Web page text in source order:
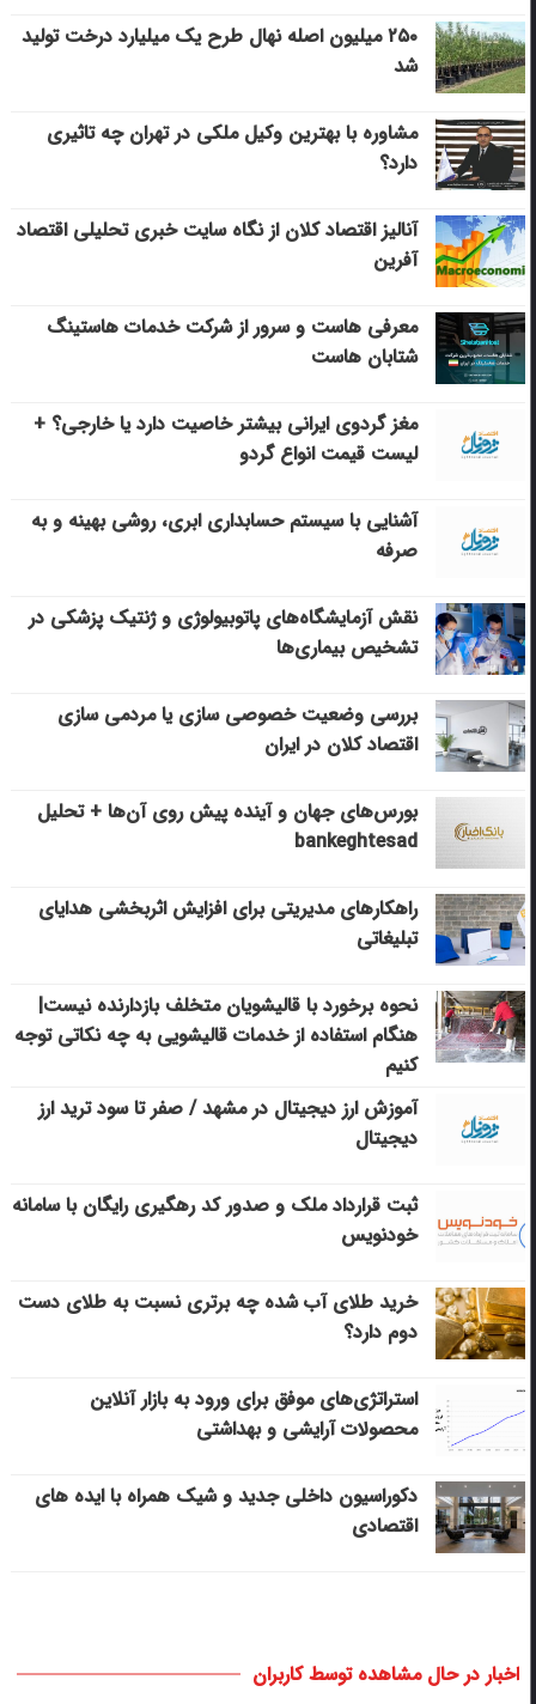
۲۵۰ میلیون اصله نهال طرح یک میلیارد درخت تولید
شد
مشاوره با بهترین وکیل ملکی در تهران چه تاثیری
دارد؟
آنالیز اقتصاد کلان از نگاه سایت خبری تحلیلی اقتصاد
آفرین
معرفی هاست و سرور از شرکت خدمات هاستینگ
شتابان هاست
مغز گردوی ایرانی بیشتر خاصیت دارد یا خارجی؟ +
لیست قیمت انواع گردو
آشنایی با سیستم حسابداری ابری، روشی بهینه و به
صرفه
نقش آزمایشگاه‌های پاتوبیولوژی و ژنتیک پزشکی در
تشخیص بیماری‌ها
بررسی وضعیت خصوصی سازی یا مردمی سازی
اقتصاد کلان در ایران
بورس‌های جهان و آینده پیش روی آن‌ها + تحلیل
bankeghtesad
راهکارهای مدیریتی برای افزایش اثربخشی هدایای
تبلیغاتی
نحوه برخورد با قالیشویان متخلف بازدارنده نیست|
هنگام استفاده از خدمات قالیشویی به چه نکاتی توجه
کنیم
آموزش ارز دیجیتال در مشهد / صفر تا سود ترید ارز
دیجیتال
ثبت قرارداد ملک و صدور کد رهگیری رایگان با سامانه
خودنویس
خرید طلای آب شده چه برتری نسبت به طلای دست
دوم دارد؟
استراتژی‌های موفق برای ورود به بازار آنلاین
محصولات آرایشی و بهداشتی
دکوراسیون داخلی جدید و شیک همراه با ایده های
اقتصادی
اخبار در حال مشاهده توسط کاربران